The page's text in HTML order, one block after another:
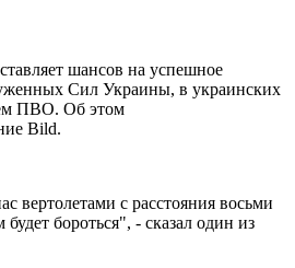
шансов на успешное
Сил Украины, в украинских
ПВО. Об этом
Bild.
вертолетами с расстояния восьми
бороться", - сказал один из